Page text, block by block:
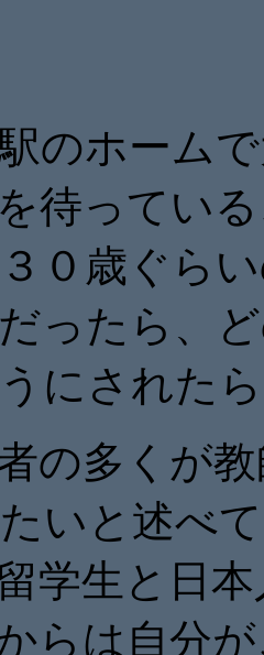
のホーム
待ってい
０歳ぐら
ったら、
にされた
の多くが
いと述べ
学生と日
らは自分